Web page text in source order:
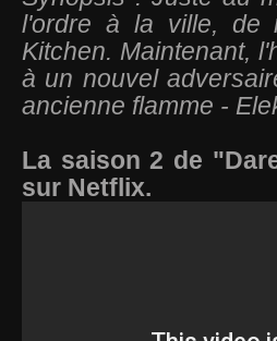
l'ordre à la ville, de
Kitchen. Maintenant,
à un nouvel
ancienne flamme -
La saison 2 de
sur Netflix.